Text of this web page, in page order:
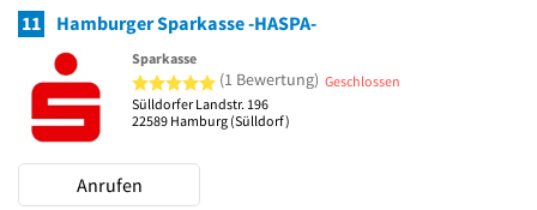
11 Hamburger Sparkasse -HASPA-
Sparkasse
5 von 5 Sternen
(1 Bewertung) Geschlossen
Sülldorfer Landstr. 196
22589 Hamburg (Sülldorf)
Anrufen